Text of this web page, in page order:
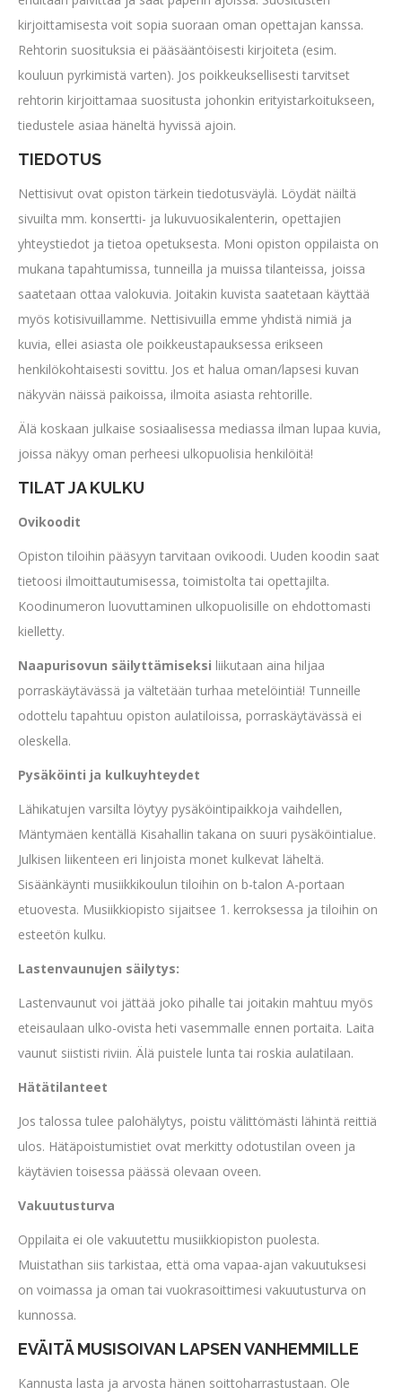
kirjoittamisesta voit sopia suoraan oman opettajan kanssa.
Rehtorin suosituksia ei pääsääntöisesti kirjoiteta (esim.
kouluun pyrkimistä varten). Jos poikkeuksellisesti tarvitset
rehtorin kirjoittamaa suositusta johonkin erityistarkoitukseen,
tiedustele asiaa häneltä hyvissä ajoin.
TIEDOTUS
Nettisivut ovat opiston tärkein tiedotusväylä. Löydät näiltä
sivuilta mm. konsertti- ja lukuvuosikalenterin, opettajien
yhteystiedot ja tietoa opetuksesta. Moni opiston oppilaista on
mukana tapahtumissa, tunneilla ja muissa tilanteissa, joissa
saatetaan ottaa valokuvia. Joitakin kuvista saatetaan käyttää
myös kotisivuillamme. Nettisivuilla emme yhdistä nimiä ja
kuvia, ellei asiasta ole poikkeustapauksessa erikseen
henkilökohtaisesti sovittu. Jos et halua oman/lapsesi kuvan
näkyvän näissä paikoissa, ilmoita asiasta rehtorille.
Älä koskaan julkaise sosiaalisessa mediassa ilman lupaa kuvia,
joissa näkyy oman perheesi ulkopuolisia henkilöitä!
TILAT JA KULKU
Ovikoodit
Opiston tiloihin pääsyyn tarvitaan ovikoodi. Uuden koodin saat
tietoosi ilmoittautumisessa, toimistolta tai opettajilta.
Koodinumeron luovuttaminen ulkopuolisille on ehdottomasti
kielletty.
Naapurisovun säilyttämiseksi liikutaan aina hiljaa
porraskäytävässä ja vältetään turhaa metelöintiä! Tunneille
odottelu tapahtuu opiston aulatiloissa, porraskäytävässä ei
oleskella.
Pysäköinti ja kulkuyhteydet
Lähikatujen varsilta löytyy pysäköintipaikkoja vaihdellen,
Mäntymäen kentällä Kisahallin takana on suuri pysäköintialue.
Julkisen liikenteen eri linjoista monet kulkevat läheltä.
Sisäänkäynti musiikkikoulun tiloihin on b-talon A-portaan
etuovesta. Musiikkiopisto sijaitsee 1. kerroksessa ja tiloihin on
esteetön kulku.
Lastenvaunujen säilytys:
Lastenvaunut voi jättää joko pihalle tai joitakin mahtuu myös
eteisaulaan ulko-ovista heti vasemmalle ennen portaita. Laita
vaunut siististi riviin. Älä puistele lunta tai roskia aulatilaan.
Hätätilanteet
Jos talossa tulee palohälytys, poistu välittömästi lähintä reittiä
ulos. Hätäpoistumistiet ovat merkitty odotustilan oveen ja
käytävien toisessa päässä olevaan oveen.
Vakuutusturva
Oppilaita ei ole vakuutettu musiikkiopiston puolesta.
Muistathan siis tarkistaa, että oma vapaa-ajan vakuutuksesi
on voimassa ja oman tai vuokrasoittimesi vakuutusturva on
kunnossa.
EVÄITÄ MUSISOIVAN LAPSEN VANHEMMILLE
Kannusta lasta ja arvosta hänen soittoharrastustaan. Ole